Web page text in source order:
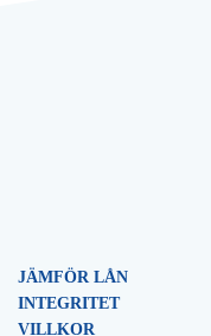
JÄMFÖR LÅN
INTEGRITET
VILLKOR